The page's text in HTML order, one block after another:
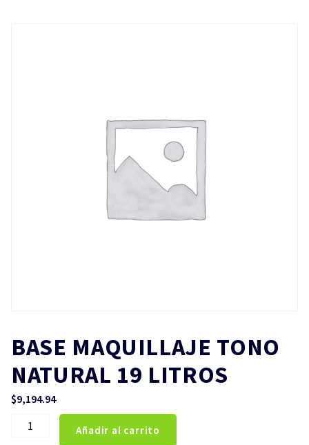
BASE MAQUILLAJE TONO
NATURAL 19 LITROS
$9,194.94
BASE
Añadir al carrito